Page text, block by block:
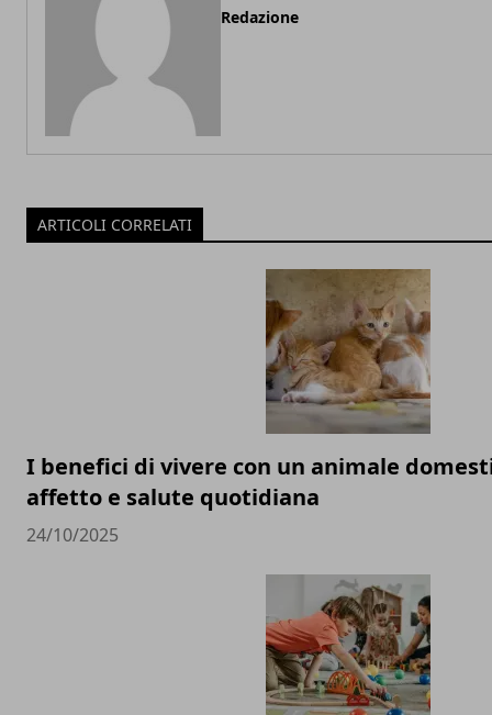
Redazione
ARTICOLI CORRELATI
I benefici di vivere con un animale
affetto e salute quotidiana
24/10/2025